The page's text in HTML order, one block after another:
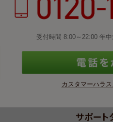
受付時間 8:00～22:00 年中
カスタマーハラ